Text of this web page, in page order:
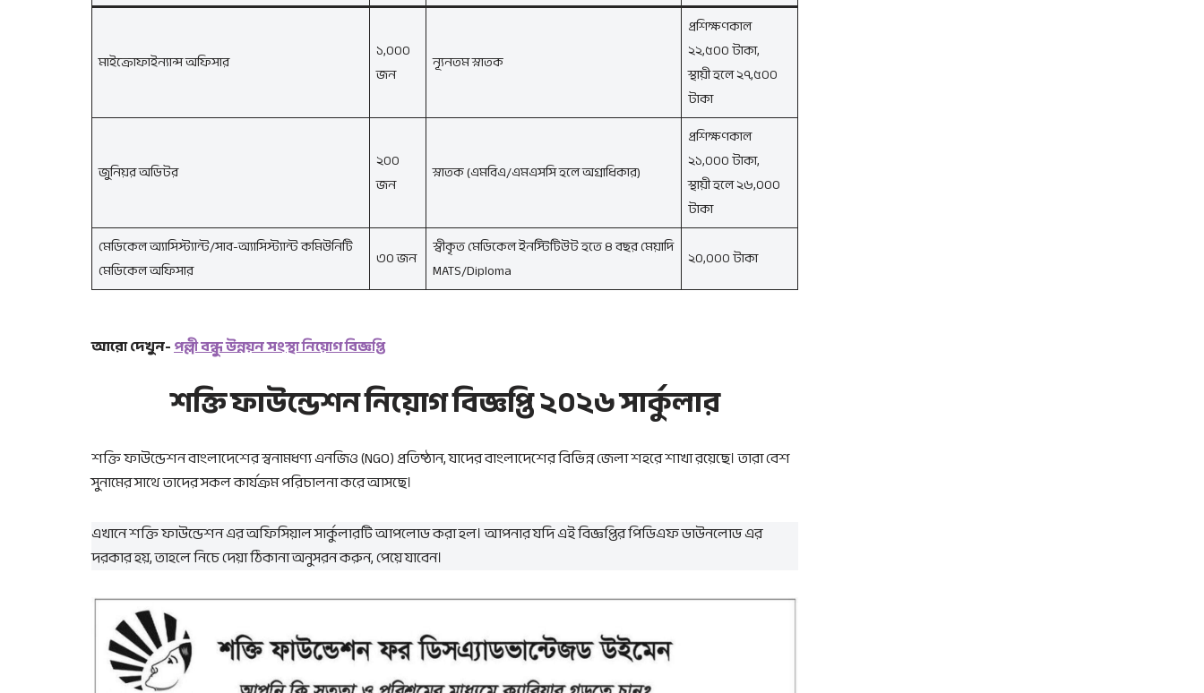
মাইক্রোফাইন্যান্স অফিসার
১,০০০
জন
ন্যূনতম স্নাতক
প্রশিক্ষণকাল
২২,৫০০ টাকা,
স্থায়ী হলে ২৭,৫০০
টাকা
জুনিয়র অডিটর
২০০
জন
স্নাতক (এমবিএ/এমএসসি হলে অগ্রাধিকার)
প্রশিক্ষণকাল
২১,০০০ টাকা,
স্থায়ী হলে ২৬,০০০
টাকা
মেডিকেল অ্যাসিস্ট্যান্ট/সাব-অ্যাসিস্ট্যান্ট কমিউনিটি
মেডিকেল অফিসার
৩০ জন
স্বীকৃত মেডিকেল ইনস্টিটিউট হতে ৪ বছর মেয়াদি
MATS/Diploma
২০,০০০ টাকা
আরো দেখুন-পল্লী বন্ধু উন্নয়ন সংস্থা নিয়োগ বিজ্ঞপ্তি
শক্তি ফাউন্ডেশন নিয়োগ বিজ্ঞপ্তি ২০২৬ সার্কুলার
শক্তি ফাউন্ডেশন বাংলাদেশের স্বনামধণ্য এনজিও (NGO) প্রতিষ্ঠান, যাদের বাংলাদেশের বিভিন্ন জেলা শহরে শাখা রয়েছে। তারা বেশ
সুনামের সাথে তাদের সকল কার্যক্রম পরিচালনা করে আসছে।
এখানে শক্তি ফাউন্ডেশন এর অফিসিয়াল সার্কুলারটি আপলোড করা হল। আপনার যদি এই বিজ্ঞপ্তির পিডিএফ ডাউনলোড এর
দরকার হয়, তাহলে নিচে দেয়া ঠিকানা অনুসরন করুন, পেয়ে যাবেন।